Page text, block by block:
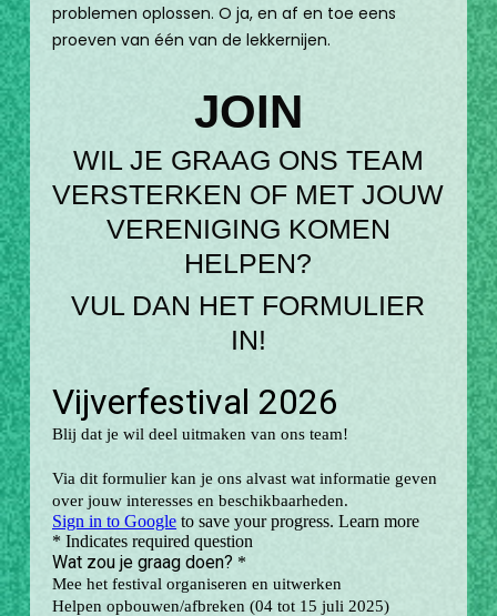
problemen oplossen. O ja, en af en toe eens
proeven van één van de lekkernijen.
JOIN
WIL JE GRAAG ONS TEAM
VERSTERKEN OF MET JOUW
VERENIGING KOMEN
HELPEN?
VUL DAN HET FORMULIER
IN!